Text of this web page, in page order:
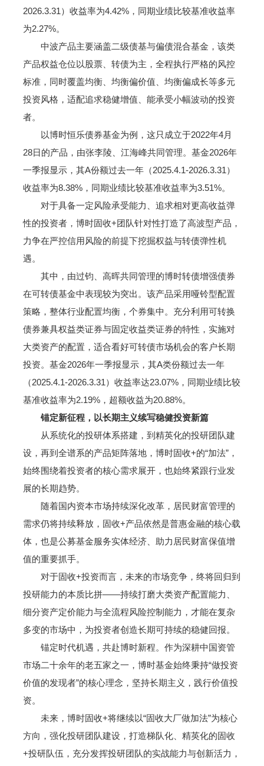
2026.3.31）收益率为4.42%，同期业绩比较基准收益率
为2.27%。
中波产品主要涵盖二级债基与偏债混合基金，该类
产品权益仓位以股票、转债为主，全程执行严格的风控
标准，同时覆盖均衡、均衡偏价值、均衡偏成长等多元
投资风格，适配追求稳健增值、能承受小幅波动的投资
者。
以博时恒乐债券基金为例，这只成立于2022年4月
28日的产品，由张李陵、江海峰共同管理。基金2026年
一季报显示，其A份额过去一年（2025.4.1-2026.3.31）
收益率为8.38%，同期业绩比较基准收益率为3.51%。
对于具备一定风险承受能力、追求相对更高收益弹
性的投资者，博时固收+团队针对性打造了高波型产品，
力争在严控信用风险的前提下挖掘权益与转债弹性机
遇。
其中，由过钧、高晖共同管理的博时转债增强债券
在可转债基金中表现较为突出。该产品采用哑铃型配置
策略，整体行业配置均衡，个券集中。充分利用可转换
债券兼具权益类证券与固定收益类证券的特性，实施对
大类资产的配置，适合看好可转债市场机会的客户长期
投资。基金2026年一季报显示，其A类份额过去一年
（2025.4.1-2026.3.31）收益率达23.07%，同期业绩比较
基准收益率为2.19%，超额收益为20.88%。
锚定新征程，以长期主义续写稳健投资新篇
从系统化的投研体系搭建，到精英化的投研团队建
设，再到全谱系的产品矩阵落地，博时固收+的“加法”，
始终围绕着投资者的核心需求展开，也始终紧跟行业发
展的长期趋势。
随着国内资本市场持续深化改革，居民财富管理的
需求仍将持续释放，固收+产品依然是普惠金融的核心载
体，也是公募基金服务实体经济、助力居民财富保值增
值的重要抓手。
对于固收+投资而言，未来的市场竞争，终将回归到
投研能力的本质比拼——持续打磨大类资产配置能力、
细分资产定价能力与全流程风险控制能力，才能在复杂
多变的市场中，为投资者创造长期可持续的稳健回报。
锚定时代机遇，共赴博时新程。作为深耕中国资管
市场二十余年的老五家之一，博时基金始终秉持“做投资
价值的发现者”的核心理念，坚持长期主义，践行价值投
资。
未来，博时固收+将继续以“固收大厂做加法”为核心
方向，强化投研团队建设，打造梯队化、精英化的固收
+投研队伍，充分发挥投研团队的实战能力与创新活力，